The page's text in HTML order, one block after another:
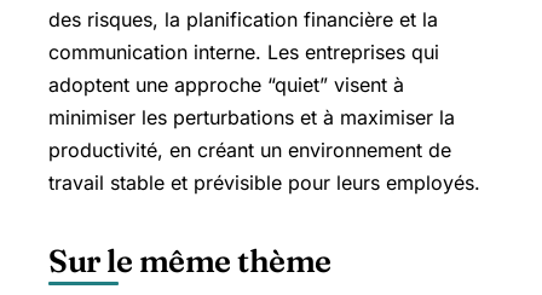
des risques, la planification financière et la
communication interne. Les entreprises qui
adoptent une approche “quiet” visent à
minimiser les perturbations et à maximiser la
productivité, en créant un environnement de
travail stable et prévisible pour leurs employés.
Sur le même thème